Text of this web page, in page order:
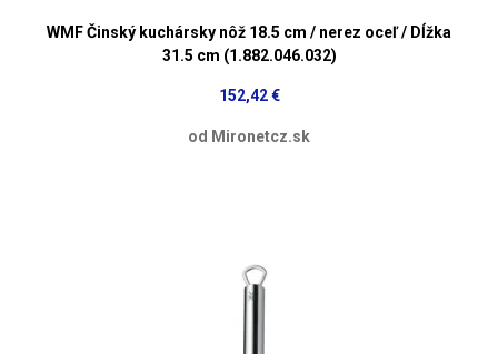
WMF Činský kuchársky nôž 18.5 cm / nerez oceľ / Dĺžka
31.5 cm (1.882.046.032)
152,42 €
od Mironetcz.sk